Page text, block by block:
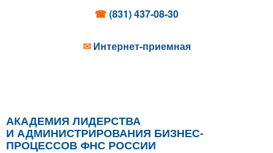
☎(831) 437-08-30
✉ Интернет-приемная
АКАДЕМИЯ ЛИДЕРСТВА
И АДМИНИСТРИРОВАНИЯ БИЗНЕС-
ПРОЦЕССОВ ФНС РОССИИ